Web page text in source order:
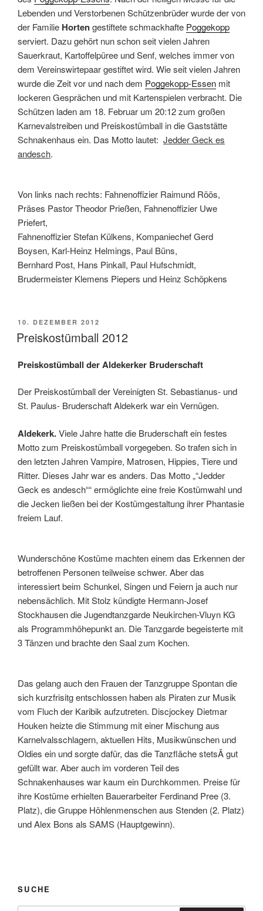
Lebenden und Verstorbenen Schützenbrüder wurde der von
der Familie Hortengestiftete schmackhafte Poggekopp
serviert. Dazu gehört nun schon seit vielen Jahren
Sauerkraut, Kartoffelpüree und Senf, welches immer von
dem Vereinswirtepaar gestiftet wird. Wie seit vielen Jahren
wurde die Zeit vor und nach dem Poggekopp-Essen mit
lockeren Gesprächen und mit Kartenspielen verbracht. Die
Schützen laden am 18. Februar um 20:12 zum großen
Karnevalstreiben und Preiskostümball in die Gaststätte
Schnakenhaus ein. Das Motto lautet: Jedder Geck es
andesch.
Von links nach rechts: Fahnenoffizier Raimund Röös,
Präses Pastor Theodor Prießen, Fahnenoffizier Uwe
Priefert,
Fahnenoffizier Stefan Külkens, Kompaniechef Gerd
Boysen, Karl-Heinz Helmings, Paul Büns,
Bernhard Post, Hans Pinkall, Paul Hufschmidt,
Brudermeister Klemens Piepers und Heinz Schöpkens
VERÖFFENTLICHT
AM
10. DEZEMBER 2012
Preiskostümball 2012
Preiskostümball der Aldekerker Bruderschaft
Der Preiskostümball der Vereinigten St. Sebastianus- und
St. Paulus- Bruderschaft Aldekerk war ein Vernügen.
Aldekerk.Viele Jahre hatte die Bruderschaft ein festes
Motto zum Preiskostümball vorgegeben. So trafen sich in
den letzten Jahren Vampire, Matrosen, Hippies, Tiere und
Ritter. Dieses Jahr war es anders. Das Motto „“Jedder
Geck es andesch““ ermöglichte eine freie Kostümwahl und
die Jecken ließen bei der Kostümgestaltung ihrer Phantasie
freiem Lauf.
Wunderschöne Kostüme machten einem das Erkennen der
betroffenen Personen teilweise schwer. Aber das
interessiert beim Schunkel, Singen und Feiern ja auch nur
nebensächlich. Mit Stolz kündigte Hermann-Josef
Stockhausen die Jugendtanzgarde Neukirchen-Vluyn KG
als Programmhöhepunkt an. Die Tanzgarde begeisterte mit
3 Tänzen und brachte den Saal zum Kochen.
Das gelang auch den Frauen der Tanzgruppe Spontan die
sich kurzfrisitg entschlossen haben als Piraten zur Musik
vom Fluch der Karibik aufzutreten. Discjockey Dietmar
Houken heizte die Stimmung mit einer Mischung aus
Karnelvalsschlagern, aktuellen Hits, Musikwünschen und
Oldies ein und sorgte dafür, das die Tanzfläche stetsÂ gut
gefüllt war. Aber auch im vorderen Teil des
Schnakenhauses war kaum ein Durchkommen. Preise für
ihre Kostüme erhielten Bauerarbeiter Ferdinand Pree (3.
Platz), die Gruppe Höhlenmenschen aus Stenden (2. Platz)
und Alex Bons als SAMS (Hauptgewinn).
SUCHE